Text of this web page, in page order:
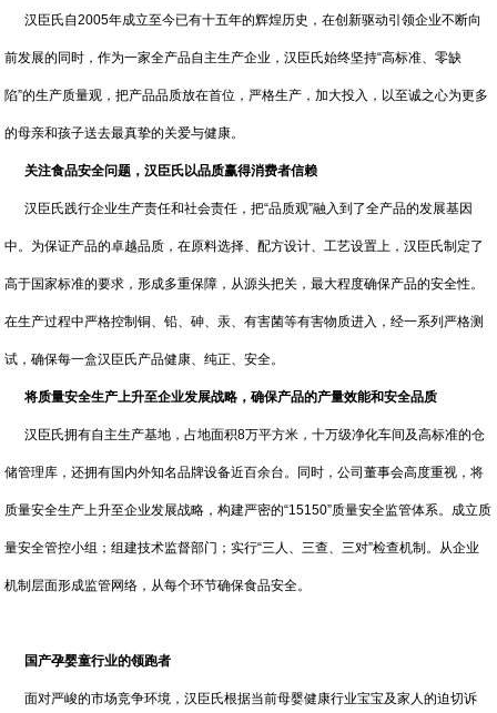
汉臣氏自2005年成立至今已有十五年的辉煌历史，在创新驱动引领企业不断向
前发展的同时，作为一家全产品自主生产企业，汉臣氏始终坚持“高标准、零缺
陷”的生产质量观，把产品品质放在首位，严格生产，加大投入，以至诚之心为更多
的母亲和孩子送去最真挚的关爱与健康。
关注食品安全问题，汉臣氏以品质赢得消费者信赖
汉臣氏践行企业生产责任和社会责任，把“品质观”融入到了全产品的发展基因
中。为保证产品的卓越品质，在原料选择、配方设计、工艺设置上，汉臣氏制定了
高于国家标准的要求，形成多重保障，从源头把关，最大程度确保产品的安全性。
在生产过程中严格控制铜、铅、砷、汞、有害菌等有害物质进入，经一系列严格测
试，确保每一盒汉臣氏产品健康、纯正、安全。
将质量安全生产上升至企业发展战略，确保产品的产量效能和安全品质
汉臣氏拥有自主生产基地，占地面积8万平方米，十万级净化车间及高标准的仓
储管理库，还拥有国内外知名品牌设备近百余台。同时，公司董事会高度重视，将
质量安全生产上升至企业发展战略，构建严密的“15150”质量安全监管体系。成立质
量安全管控小组；组建技术监督部门；实行“三人、三查、三对”检查机制。从企业
机制层面形成监管网络，从每个环节确保食品安全。
国产孕婴童行业的领跑者
面对严峻的市场竞争环境，汉臣氏根据当前母婴健康行业宝宝及家人的迫切诉